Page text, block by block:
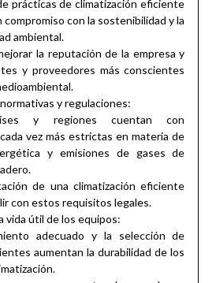
prácticas de climatización eficiente
con la sostenibilidad y la
ambiental.
la reputación de la empresa y
y proveedores más conscientes
y regulaciones:
y regiones cuentan con
vez más estrictas en materia de
y emisiones de gases de
de una climatización eficiente
con estos requisitos legales.
vida útil de los equipos:
adecuado y la selección de
aumentan la durabilidad de los